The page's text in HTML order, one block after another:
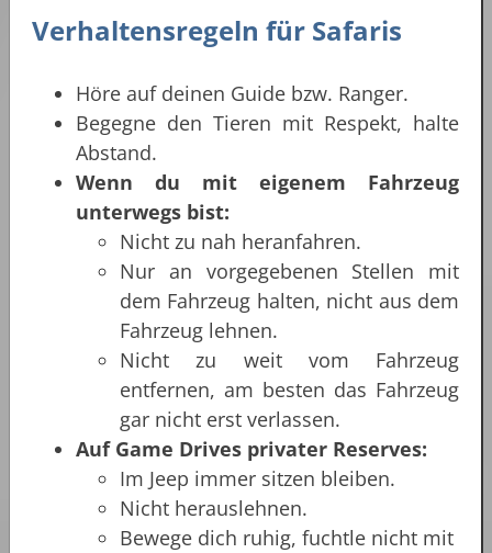
Verhaltensregeln für Safaris
Höre auf deinen Guide bzw. Ranger.
Begegne den Tieren mit Respekt, halte
Abstand.
Wenn du mit eigenem Fahrzeug
unterwegs bist:
Nicht zu nah heranfahren.
Nur an vorgegebenen Stellen mit
dem Fahrzeug halten, nicht aus dem
Fahrzeug lehnen.
Nicht zu weit vom Fahrzeug
entfernen, am besten das Fahrzeug
gar nicht erst verlassen.
Auf Game Drives privater Reserves:
Im Jeep immer sitzen bleiben.
Nicht herauslehnen.
Bewege dich ruhig, fuchtle nicht mit